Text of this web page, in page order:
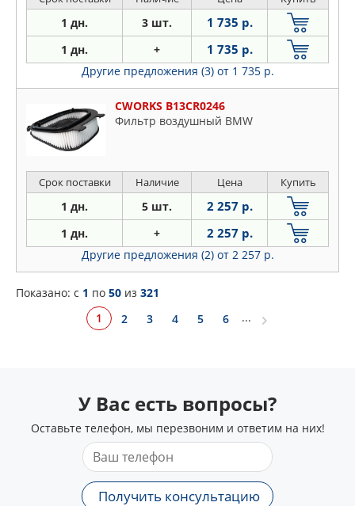
1 дн. 3 шт. 1 735 р.
1 дн. + 1 735 р.
Другие предложения (3) от 1 735 р.
CWORKS B13CR0246
Фильтр воздушный BMW
Срок поставки Наличие Цена Купить
1 дн. 5 шт. 2 257 р.
1 дн. + 2 257 р.
Другие предложения (2) от 2 257 р.
Показано: c 1 по 50 из 321
1
2 3 4 5 6 ...
У Вас есть вопросы?
Оставьте телефон, мы перезвоним и ответим на них!
Получить консультацию